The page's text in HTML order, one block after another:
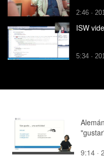
2:46 ·
ISW
5:34 ·
9:14 ·